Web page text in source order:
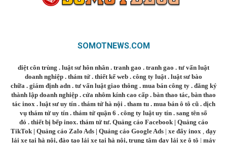
SOMOTNEWS.COM
diệt côn trùng . luật sư hôn nhân . tranh gao . tranh gao . tư vấn luật
doanh nghiệp . thám tử . thiết kế web . công ty luật . luật sư bào
chữa . giám định adn. tư vấn luật giao thông . mua bán công ty. đăng ký
thành lập doanh nghiệp . cửa nhôm kính cao cấp . bàn thao tác, bàn thao
tác inox . luật sư uy tín. thám tử hà nội . tham tu. mua bán ô tô cũ. dịch
vụ thám tử uy tín . thám tử quận 6 . công ty luật uy tín . sang tên sổ
đỏ . thiết bị bếp inox. thám tử tư. Quảng cáo Facebook| Quảng cáo
TikTok | Quảng cáo Zalo Ads | Quảng cáo Google Ads | xe đẩy inox
dạy
lái xe tại hà nội, đào tạo lái xe tại hà nội, trung tâm dạy lái xe ô tô | máy